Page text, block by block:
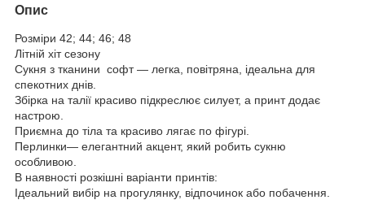
Опис
Розміри 42; 44; 46; 48
Літній хіт сезону
Сукня з тканини софт — легка, повітряна, ідеальна для
спекотних днів.
Збірка на талії красиво підкреслює силует, а принт додає
настрою.
Приємна до тіла та красиво лягає по фігурі.
Перлинки— елегантний акцент, який робить сукню
особливою.
В наявності розкішні варіанти принтів:
Ідеальний вибір на прогулянку, відпочинок або побачення.